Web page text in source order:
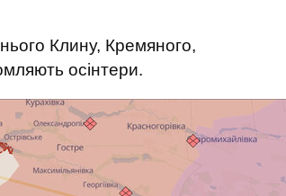
Клину, Кремяного,
осінтери.